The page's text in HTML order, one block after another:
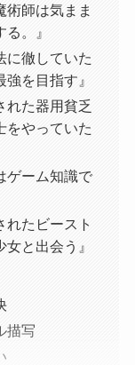
術師は気まま
。』
に徹していた
を目指す』
れた器用貧乏
をやっていた
ゲーム知識で
れたビースト
と出会う』
描写